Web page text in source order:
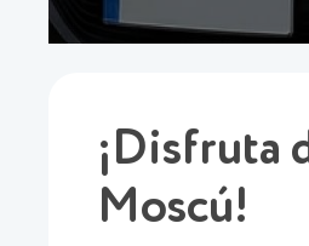
¡Disfruta
Moscú!